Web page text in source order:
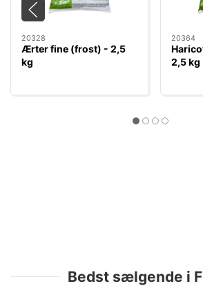
20328
Ærter fine (frost) - 2,5
kg
20364
2,5 kg
Bedst sælgende i